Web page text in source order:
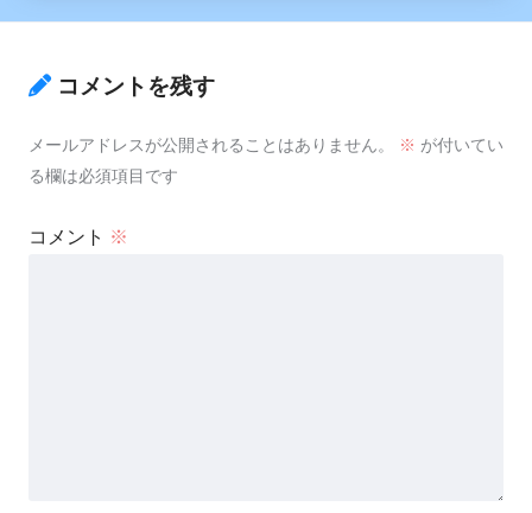
コメントを残す
メールアドレスが公開されることはありません。 ※ が付いてい
る欄は必須項目です
コメント ※